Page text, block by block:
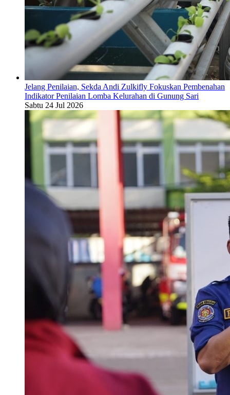
Jelang Penilaian, Sekda Andi Zulkifly Fokuskan Pembenahan
Indikator Penilaian Lomba Kelurahan di Gunung Sari
Sabtu 24 Jul 2026